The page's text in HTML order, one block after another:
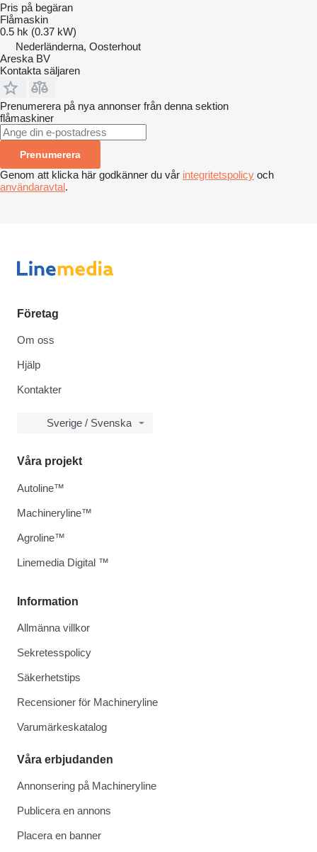
Pris på begäran
Flåmaskin
0.5 hk (0.37 kW)
Nederländerna, Oosterhout
Areska BV
Kontakta säljaren
Prenumerera på nya annonser från denna sektion
flåmaskiner
Prenumerera
Genom att klicka här godkänner du vår integritetspolicy och
användaravtal.
Företag
Om oss
Hjälp
Kontakter
Sverige / Svenska
Information
Allmänna villkor
Sekretesspolicy
Säkerhetstips
Recensioner för Machineryline
Varumärkeskatalog
Våra erbjudanden
Annonsering på Machineryline
Publicera en annons
Placera en banner
Våra projekt
Autoline™
Machineryline™
Agroline™
Linemedia Digital ™